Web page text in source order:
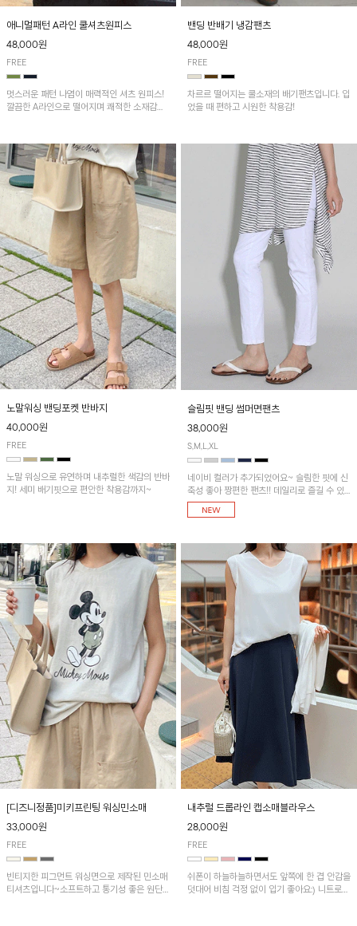
애니멀패턴 A라인 쿨셔츠원피스
48,000원
FREE
멋스러운 패턴 나염이 매력적인 셔츠 원피스!
깔끔한 A라인으로 떨어지며 쾌적한 소재감으
밴딩 반배기 냉감팬츠
48,000원
FREE
차르르 떨어지는 쿨소재의 배기팬츠입니다. 입
었을 때 편하고 시원한 착용감!
노말워싱 밴딩포켓 반바지
40,000원
FREE
노말 워싱으로 유연하며 내추럴한 색감의 반바
지! 세미 배기핏으로 편안한 착용감까지~
슬림핏 밴딩 썸머면팬츠
38,000원
S,M,L,XL
네이비 컬러가 추가되었어요~ 슬림한 핏에 신
축성 좋아 짱편한 팬츠!! 데일리로 즐길 수 있
는 기본 컬러들로 준비했어요~
[디즈니정품]미키프린팅 워싱민소매
33,000원
FREE
빈티지한 피그먼트 워싱면으로 제작된 민소매
티셔츠입니다~소프트하고 통기성 좋은 원단
내추럴 드롭라인 캡소매블라우스
28,000원
FREE
쉬폰이 하늘하늘하면서도 앞쪽에 한 겹 안감을
덧대어 비침 걱정 없이 입기 좋아요:) 니트로